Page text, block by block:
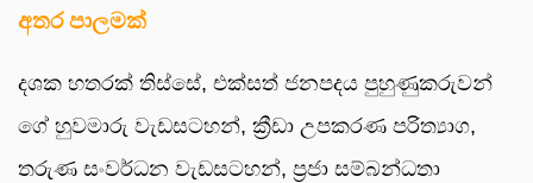
අතර පාලමක්
දශක හතරක් තිස්සේ, එක්සත් ජනපදය පුහුණුකරුවන්
ගේ හුවමාරු වැඩසටහන්, ක්‍රීඩා උපකරණ පරිත්‍යාග,
තරුණ සංවර්ධන වැඩසටහන්, ප්‍රජා සම්බන්ධතා